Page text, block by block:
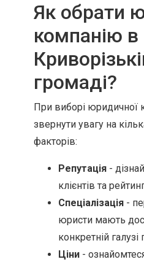
Як обрати
компанію в
громаді?
При виборі юридичної
звернути увагу на
факторів:
Репутація -
клієнтів та
Спеціалізація -
юристи мають
конкретній галузі
Ціни -